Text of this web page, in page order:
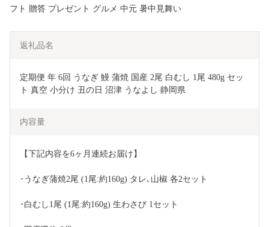
フト 贈答 プレゼント グルメ 中元 暑中見舞い
返礼品名
定期便 年 6回 うなぎ 鰻 蒲焼 国産 2尾 白むし 1尾 480g セッ
ト 真空 小分け 丑の日 沼津 うなよし 静岡県
内容量
【下記内容を6ヶ月連続お届け】
･うなぎ蒲焼2尾 (1尾:約160g) タレ､山椒 各2セット
･白むし1尾 (1尾:約160g) 生わさび 1セット